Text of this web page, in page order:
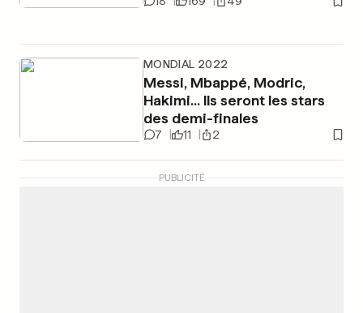
MONDIAL 2022
Messi, Mbappé, Modric,
Hakimi... Ils seront les stars
des demi-finales
7 11 2
PUBLICITÉ